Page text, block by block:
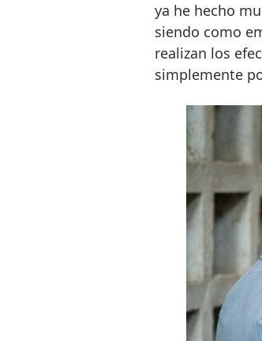
ya he hecho
siendo como
realizan los
simplemente